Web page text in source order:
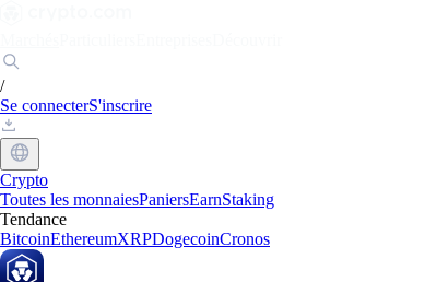
/
Se connecterS'inscrire
Crypto
Toutes les monnaiesPaniersEarnStaking
Tendance
BitcoinEthereumXRPDogecoinCronos